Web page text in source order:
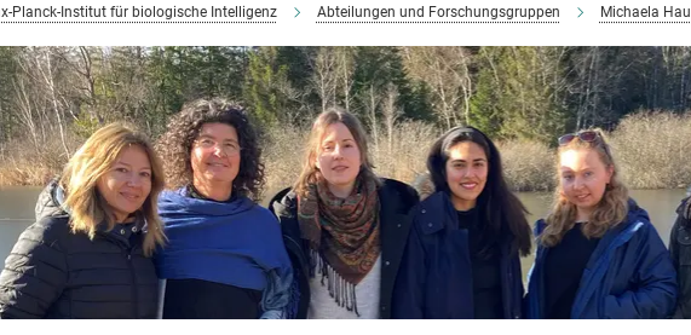
Planck-Institut für biologische Intelligenz Abteilungen und Forschungsgruppen Michaela Hau